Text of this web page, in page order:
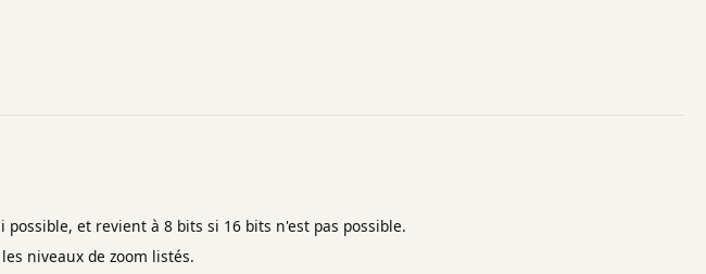
et revient à 8 bits si 16 bits n'est pas possible.
niveaux de zoom listés.